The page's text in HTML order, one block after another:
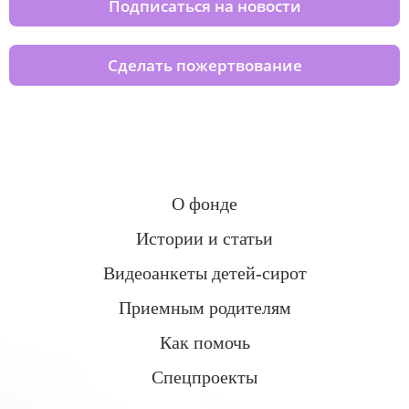
Подписаться на новости
Сделать пожертвование
О фонде
Истории и статьи
Видеоанкеты детей-сирот
Приемным родителям
Как помочь
Спецпроекты